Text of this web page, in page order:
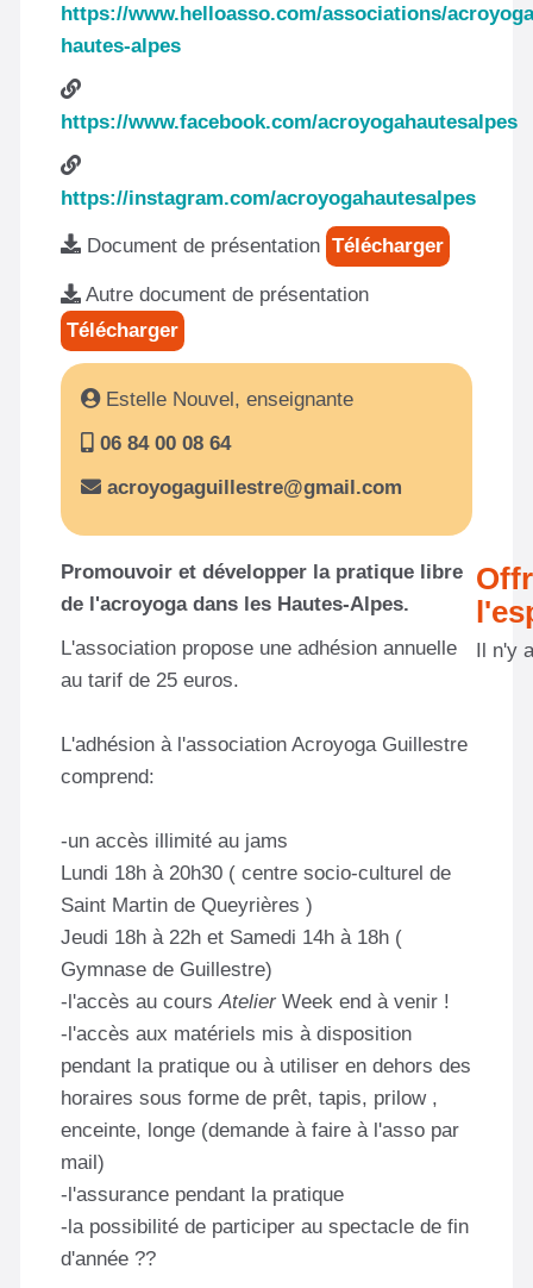
https://www.helloasso.com/associations/
hautes-alpes
https://www.facebook.com/acroyogahautesalpes
https://instagram.com/acroyogahautesalpes
Document de présentation Télécharger
Autre document de présentation
Télécharger
Estelle Nouvel, enseignante
06 84 00 08 64
acroyogaguillestre@gmail.com
Promouvoir et développer la pratique libre
de l'acroyoga dans les Hautes-Alpes.
L'association propose une adhésion annuelle
au tarif de 25 euros.
L'adhésion à l'association Acroyoga Guillestre
comprend:
-un accès illimité au jams
Lundi 18h à 20h30 ( centre socio-culturel de
Saint Martin de Queyrières )
Jeudi 18h à 22h et Samedi 14h à 18h (
Gymnase de Guillestre)
-l'accès au coursAtelier Week end à venir !
-l'accès aux matériels mis à disposition
pendant la pratique ou à utiliser en dehors des
horaires sous forme de prêt, tapis, prilow ,
enceinte, longe (demande à faire à l'asso par
mail)
-l'assurance pendant la pratique
-la possibilité de participer au spectacle de fin
d'année ??
Il n'y